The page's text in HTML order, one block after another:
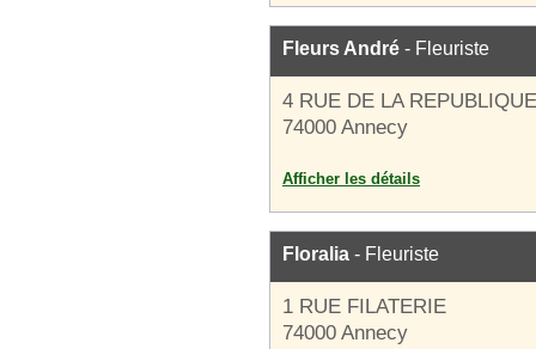
Fleurs André - Fleuriste
4 RUE DE LA REPUBLIQUE
74000 Annecy
Afficher les détails
Floralia - Fleuriste
1 RUE FILATERIE
74000 Annecy